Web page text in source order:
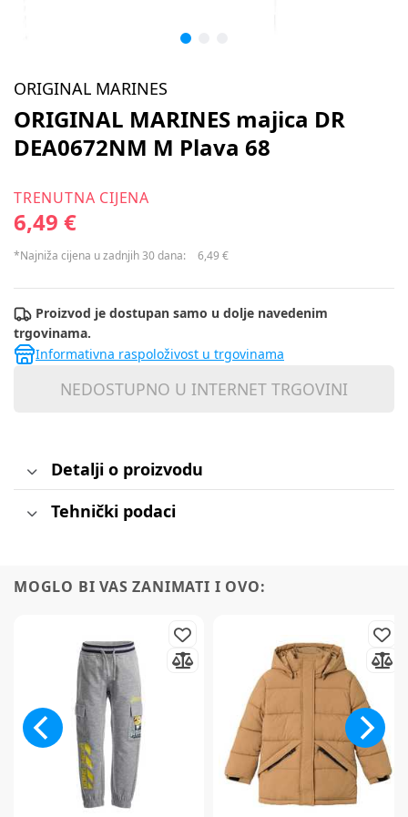
ORIGINAL MARINES
ORIGINAL MARINES majica DR
DEA0672NM M Plava 68
TRENUTNA CIJENA
6,49 €
*Najniža cijena u zadnjih 30 dana: 6,49 €
Proizvod je dostupan samo u dolje navedenim
trgovinama.
Informativna raspoloživost u trgovinama
NEDOSTUPNO U INTERNET TRGOVINI
Detalji o proizvodu
Tehnički podaci
MOGLO BI VAS ZANIMATI I OVO: